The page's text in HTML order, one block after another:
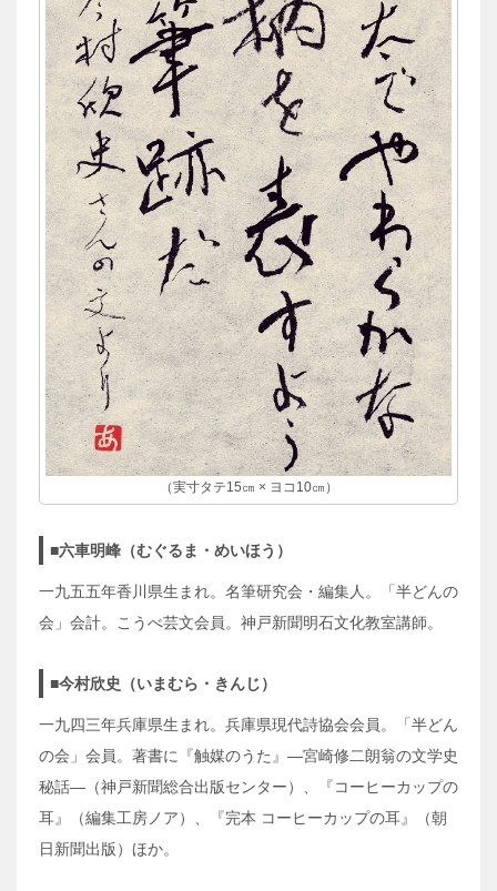
（実寸タテ15㎝ × ヨコ10㎝）
■六車明峰（むぐるま・めいほう）
一九五五年香川県生まれ。名筆研究会・編集人。「半どんの
会」会計。こうべ芸文会員。神戸新聞明石文化教室講師。
■今村欣史（いまむら・きんじ）
一九四三年兵庫県生まれ。兵庫県現代詩協会会員。「半どん
の会」会員。著書に『触媒のうた』―宮崎修二朗翁の文学史
秘話―（神戸新聞総合出版センター）、『コーヒーカップの
耳』（編集工房ノア）、『完本 コーヒーカップの耳』（朝
日新聞出版）ほか。